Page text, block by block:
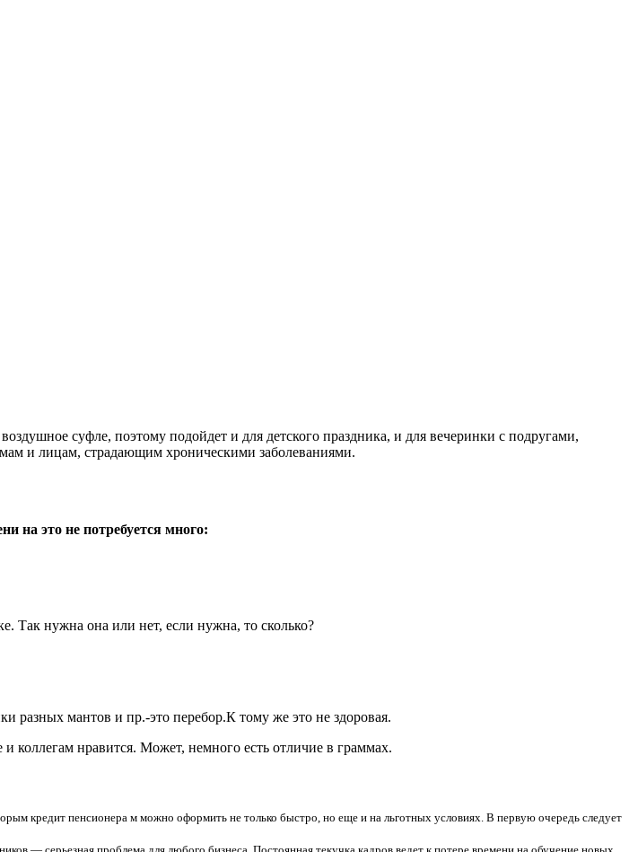
суфле, поэтому подойдет и для детского праздника, и для вечеринки с подругами,
и лицам, страдающим хроническими заболеваниями.
на это не потребуется много:
Так нужна она или нет, если нужна, то сколько?
мантов и пр.-это перебор.К тому же это не здоровая.
коллегам нравится. Может, немного есть отличие в граммах.
кредит пенсионера м можно оформить не только быстро, но еще и на льготных условиях. В первую очередь следует